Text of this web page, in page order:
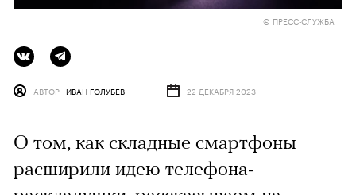
© ПРЕСС-СЛУЖБА
АВТОР ИВАН ГОЛУБЕВ 22 ДЕКАБРЯ 2023
О том, как складные смартфоны
расширили идею телефона-